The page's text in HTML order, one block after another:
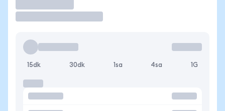
15dk 30dk 1sa 4sa 1G